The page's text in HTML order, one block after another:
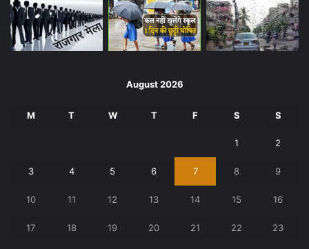
August 2026
M T W T F S S
1 2
3 4 5 6 7 8 9
10 11 12 13 14 15 16
17 18 19 20 21 22 23